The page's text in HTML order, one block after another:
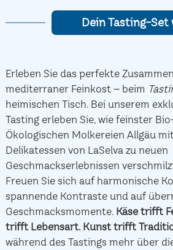
Dein Tasting-Set
Erleben Sie das perfekte
mediterraner Feinkost – beim
heimischen Tisch. Bei unserem
Tasting erleben Sie, wie feinster
Ökologischen Molkereien Allgäu
Delikatessen von LaSelva zu neuen
Geschmackserlebnissen
Freuen Sie sich auf harmonische
spannende Kontraste und auf
Geschmacksmomente. Käse trifft
trifft Lebensart. Kunst trifft
während des Tastings mehr über